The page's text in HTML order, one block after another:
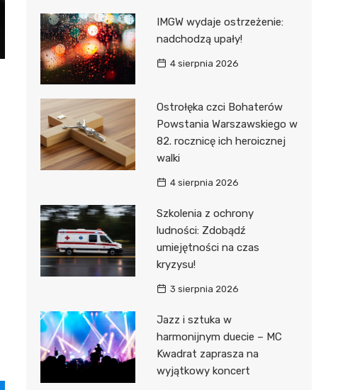
IMGW wydaje ostrzeżenie:
nadchodzą upały!
4 sierpnia 2026
Ostrołęka czci Bohaterów
Powstania Warszawskiego w
82. rocznicę ich heroicznej
walki
4 sierpnia 2026
Szkolenia z ochrony
ludności: Zdobądź
umiejętności na czas
kryzysu!
3 sierpnia 2026
Jazz i sztuka w
harmonijnym duecie – MC
Kwadrat zaprasza na
wyjątkowy koncert